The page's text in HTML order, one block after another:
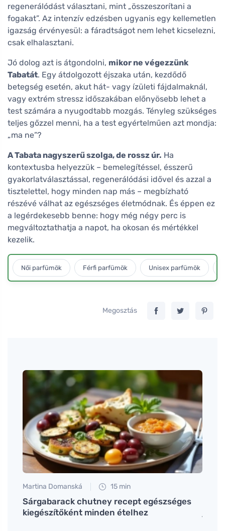
regenerálódást választani, mint „összeszorítani a
fogakat”. Az intenzív edzésben ugyanis egy kellemetlen
igazság érvényesül: a fáradtságot nem lehet kicselezni,
csak elhalasztani.
Jó dolog azt is átgondolni, mikor ne végezzünk
Tabatát. Egy átdolgozott éjszaka után, kezdődő
betegség esetén, akut hát- vagy ízületi fájdalmaknál,
vagy extrém stressz időszakában előnyösebb lehet a
test számára a nyugodtabb mozgás. Tényleg szükséges
teljes gőzzel menni, ha a test egyértelműen azt mondja:
„ma ne”?
A Tabata nagyszerű szolga, de rossz úr. Ha
kontextusba helyezzük – bemelegítéssel, ésszerű
gyakorlatválasztással, regenerálódási idővel és azzal a
tisztelettel, hogy minden nap más – megbízható
részévé válhat az egészséges életmódnak. És éppen ez
a legérdekesebb benne: hogy még négy perc is
megváltoztathatja a napot, ha okosan és mértékkel
kezelik.
Női parfümök Férfi parfümök Unisex parfümök
Megosztás
Martina Domanská 15 min
Sárgabarack chutney recept egészséges
kiegészítőként minden ételhez